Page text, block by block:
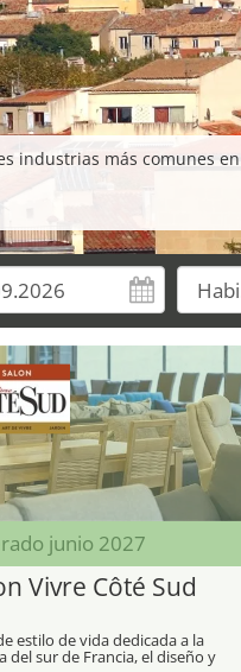
industrias más comunes
junio 2027
Vivre Côté Sud
estilo de vida dedicada a la
del sur de Francia, el diseño y